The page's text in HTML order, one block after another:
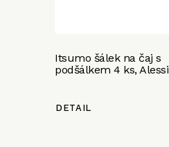
Itsumo šálek na čaj s
podšálkem 4 ks, Alessi
DETAIL